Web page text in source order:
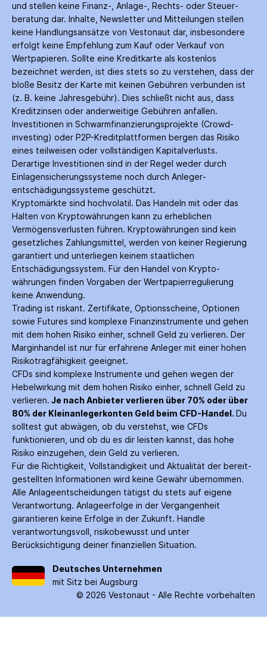
und stellen keine Finanz-, Anlage-, Rechts- oder Steuer­
beratung dar. Inhalte, Newsletter und Mitteilungen stellen
keine Handlungs­ansätze von Vestonaut dar, insbesondere
erfolgt keine Empfehlung zum Kauf oder Verkauf von
Wertpapieren. Sollte eine Kreditkarte als kostenlos
bezeichnet werden, ist dies stets so zu verstehen, dass der
bloße Besitz der Karte mit keinen Gebühren verbunden ist
(z. B. keine Jahres­gebühr). Dies schließt nicht aus, dass
Kredit­zinsen oder anderweitige Gebühren anfallen.
Investitionen in Schwarm­finanzierungs­projekte (Crowd­
investing) oder P2P-Kredit­plattformen bergen das Risiko
eines teilweisen oder vollständigen Kapitalverlusts.
Derartige Investitionen sind in der Regel weder durch
Einlagen­sicherungs­systeme noch durch Anleger­
entschädigungs­systeme geschützt.
Kryptomärkte sind hochvolatil. Das Handeln mit oder das
Halten von Krypto­währungen kann zu erheblichen
Vermögensverlusten führen. Krypto­währungen sind kein
gesetzliches Zahlungs­mittel, werden von keiner Regierung
garantiert und unterliegen keinem staatlichen
Entschädigungs­system. Für den Handel von Krypto­
währungen finden Vorgaben der Wertpapier­regulierung
keine Anwendung.
Trading ist riskant. Zertifikate, Options­scheine, Optionen
sowie Futures sind komplexe Finanz­instrumente und gehen
mit dem hohen Risiko einher, schnell Geld zu verlieren. Der
Margin­handel ist nur für erfahrene Anleger mit einer hohen
Risiko­tragfähigkeit geeignet.
CFDs sind komplexe Instrumente und gehen wegen der
Hebelwirkung mit dem hohen Risiko einher, schnell Geld zu
verlieren. Je nach Anbieter verlieren über 70% oder über
80% der Kleinanleger­konten Geld beim CFD-Handel. Du
solltest gut abwägen, ob du verstehst, wie CFDs
funktionieren, und ob du es dir leisten kannst, das hohe
Risiko einzugehen, dein Geld zu verlieren.
Für die Richtigkeit, Vollständigkeit und Aktualität der bereit­
gestellten Informationen wird keine Gewähr über­nommen.
Alle Anlage­entscheidungen tätigst du stets auf eigene
Verantwortung. Anlage­erfolge in der Ver­gangenheit
garantieren keine Erfolge in der Zukunft. Handle
verantwortungsvoll, risiko­bewusst und unter
Berücksichtigung deiner finanziellen Situation.
Deutsches Unternehmen
mit Sitz bei Augsburg
© 2026 Vestonaut - Alle Rechte vorbehalten